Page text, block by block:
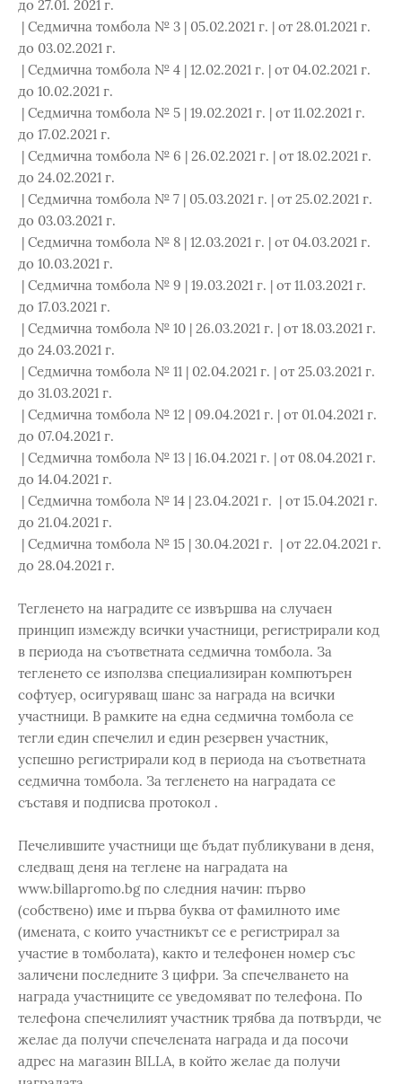
до 27.01. 2021 г.
| Седмична томбола № 3 | 05.02.2021 г. | от 28.01.2021 г.
до 03.02.2021 г.
| Седмична томбола № 4 | 12.02.2021 г. | от 04.02.2021 г.
до 10.02.2021 г.
| Седмична томбола № 5 | 19.02.2021 г. | от 11.02.2021 г.
до 17.02.2021 г.
| Седмична томбола № 6 | 26.02.2021 г. | от 18.02.2021 г.
до 24.02.2021 г.
| Седмична томбола № 7 | 05.03.2021 г. | от 25.02.2021 г.
до 03.03.2021 г.
| Седмична томбола № 8 | 12.03.2021 г. | от 04.03.2021 г.
до 10.03.2021 г.
| Седмична томбола № 9 | 19.03.2021 г. | от 11.03.2021 г.
до 17.03.2021 г.
| Седмична томбола № 10 | 26.03.2021 г. | от 18.03.2021 г.
до 24.03.2021 г.
| Седмична томбола № 11 | 02.04.2021 г. | от 25.03.2021 г.
до 31.03.2021 г.
| Седмична томбола № 12 | 09.04.2021 г. | от 01.04.2021 г.
до 07.04.2021 г.
| Седмична томбола № 13 | 16.04.2021 г. | от 08.04.2021 г.
до 14.04.2021 г.
| Седмична томбола № 14 | 23.04.2021 г. | от 15.04.2021 г.
до 21.04.2021 г.
| Седмична томбола № 15 | 30.04.2021 г. | от 22.04.2021 г.
до 28.04.2021 г.
Тегленето на наградите се извършва на случаен
принцип измежду всички участници, регистрирали код
в периода на съответната седмична томбола. За
тегленето се използва специализиран компютърен
софтуер, осигуряващ шанс за награда на всички
участници. В рамките на една седмична томбола се
тегли един спечелил и един резервен участник,
успешно регистрирали код в периода на съответната
седмична томбола. За тегленето на наградата се
съставя и подписва протокол .
Печелившите участници ще бъдат публикувани в деня,
следващ деня на теглене на наградата на
www.billapromo.bg по следния начин: първо
(собствено) име и първа буква от фамилното име
(имената, с които участникът се е регистрирал за
участие в томболата), както и телефонен номер със
заличени последните 3 цифри. За спечелването на
награда участниците се уведомяват по телефона. По
телефона спечелилият участник трябва да потвърди, че
желае да получи спечелената награда и да посочи
адрес на магазин BILLA, в който желае да получи